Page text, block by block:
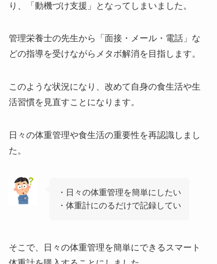
り、「動機づけ支援」となってしまいました。
管理栄養士の先生から「面接・メール・電話」な
どの指導を受けながらメタボ解消を目指します。
このような状況になり、改めて自身の食生活や生
活習慣を見直すことになります。
日々の体重管理や食生活の重要性を再認識しまし
た。
・日々の体重管理を簡単にしたい
・体重計にのるだけで記録してい
そこで、日々の体重管理を簡単にできるスマート